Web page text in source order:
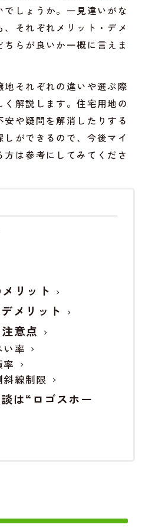
しょうか。一見違いがな
それぞれメリット・デメ
らが良いか一概に言えま
それぞれの違いや選ぶ際
解説します。住宅用地の
や疑問を解消したりする
ができるので、今後マイ
は参考にしてみてくださ
リット
メリット
意点
率
線制限
は“ロゴスホー